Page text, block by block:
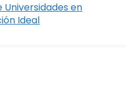
Universidades en
Ideal